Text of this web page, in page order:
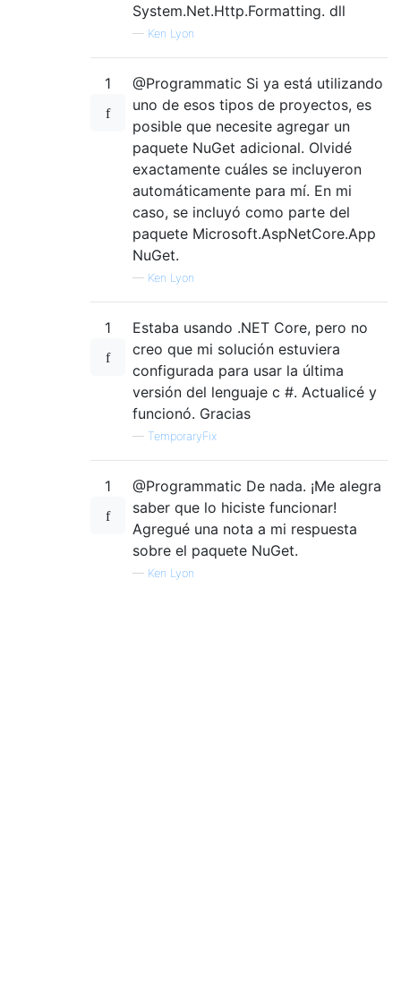
System.Net.Http.Formatting. dll
— Ken Lyon
1
@Programmatic Si ya está utilizando
uno de esos tipos de proyectos, es
posible que necesite agregar un
paquete NuGet adicional. Olvidé
exactamente cuáles se incluyeron
automáticamente para mí. En mi
caso, se incluyó como parte del
paquete Microsoft.AspNetCore.App
NuGet.
— Ken Lyon
1
Estaba usando .NET Core, pero no
creo que mi solución estuviera
configurada para usar la última
versión del lenguaje c #. Actualicé y
funcionó. Gracias
— TemporaryFix
1
@Programmatic De nada. ¡Me alegra
saber que lo hiciste funcionar!
Agregué una nota a mi respuesta
sobre el paquete NuGet.
— Ken Lyon